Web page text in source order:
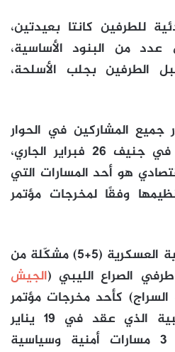
للطرفين كانتا بعيدتين،
من البنود الأساسية،
الطرفين بجلب الأسلحة،
جميع المشاركين في الحوار
السياسي التي ستعقد في جنيف 26 فبراير الجاري،
هو أحد المسارات التي
وفقًا لمخرجات مؤتمر
يشار إلى أن اللجنة الأمنية العسكرية (5+5) مشكّلة من
الصراع الليبي (الجيش
كأحد مخرجات مؤتمر
برلين بشأن الأزمة الليبية الذي عقد في 19 يناير
الماضي، والتي تتضمن 3 مسارات أمنية وسياسية